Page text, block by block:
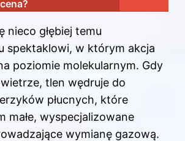
nieco głębiej temu
spektaklowi, w którym akcja
poziomie molekularnym. Gdy
tlen wędruje do
płucnych, które
małe, wyspecjalizowane
wymianę gazową.